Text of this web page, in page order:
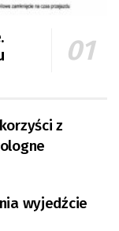
z
wyjedźcie